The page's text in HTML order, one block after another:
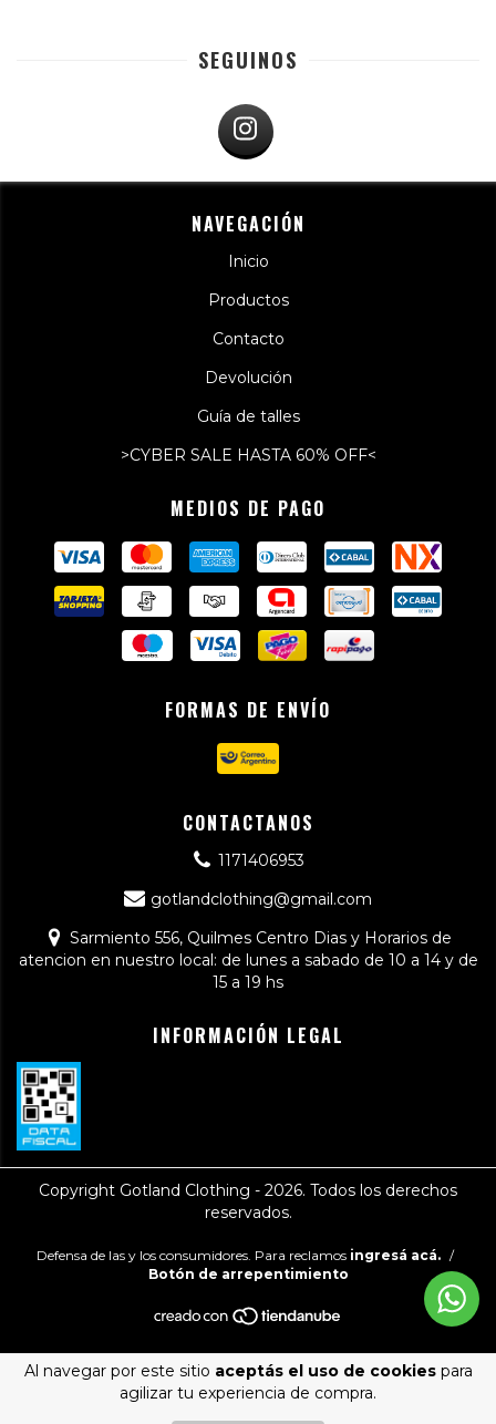
Al navegar por este sitio aceptás el uso de cookiespara
agilizar tu experiencia de compra.
SEGUINOS
NAVEGACIÓN
Inicio
Productos
Contacto
Devolución
Guía de talles
>CYBER SALE HASTA 60% OFF<
MEDIOS DE PAGO
FORMAS DE ENVÍO
CONTACTANOS
1171406953
gotlandclothing@gmail.com
Sarmiento 556, Quilmes Centro Dias y Horarios de
atencion en nuestro local: de lunes a sabado de 10 a 14 y de
15 a 19 hs
INFORMACIÓN LEGAL
Copyright Gotland Clothing - 2026. Todos los derechos
reservados.
Defensa de las y los consumidores. Para reclamos ingresá acá. /
Botón de arrepentimiento